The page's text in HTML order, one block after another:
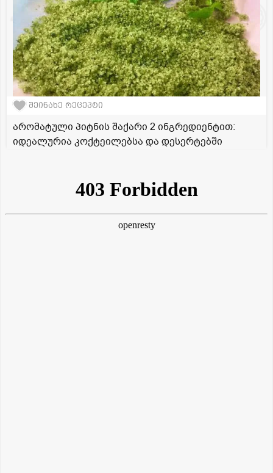
შეინახე რეცეპტი
არომატული პიტნის შაქარი 2 ინგრედიენტით:
იდეალურია კოქტეილებსა და დესერტებში